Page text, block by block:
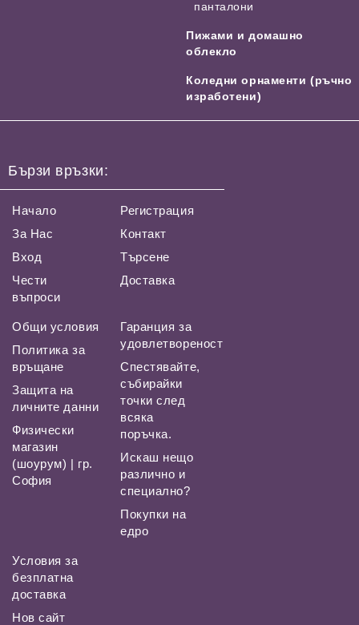
панталони
Пижами и домашно
облекло
Коледни орнаменти (ръчно
изработени)
Бързи връзки:
Начало
За Нас
Вход
Чести
въпроси
Регистрация
Контакт
Търсене
Доставка
Общи условия
Политика за
връщане
Защита на
личните данни
Физически
магазин
(шоурум) | гр.
София
Гаранция за
удовлетвореност
Спестявайте,
събирайки
точки след
всяка
поръчка.
Искаш нещо
различно и
специално?
Покупки на
едро
Условия за
безплатна
доставка
Нов сайт